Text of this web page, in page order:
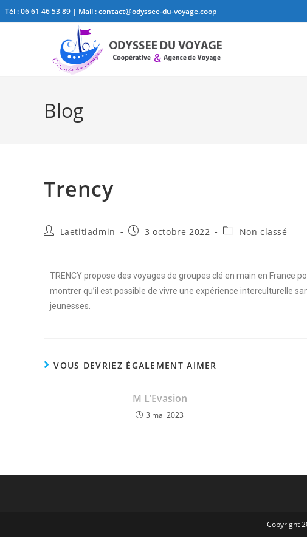
Tél :06 61 46 53 89 | Mail :contact@odyssee-du-voyage.coop
Blog
Trency
Laetitiadmin 3 octobre 2022 Non classé
TRENCY propose des voyages de groupes clé en main en France
montrer qu’il est possible de vivre une expérience interculturelle
jeunesses.
VOUS DEVRIEZ ÉGALEMENT AIMER
M L’Evasion
3 mai 2023
Copyright